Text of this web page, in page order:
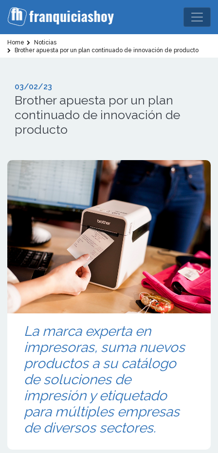
Home
Noticias
Brother apuesta por un plan continuado de innovación de producto
03/02/23
Brother apuesta por un plan
continuado de innovación de
producto
La marca experta en
impresoras, suma nuevos
productos a su catálogo
de soluciones de
impresión y etiquetado
para múltiples empresas
de diversos sectores.